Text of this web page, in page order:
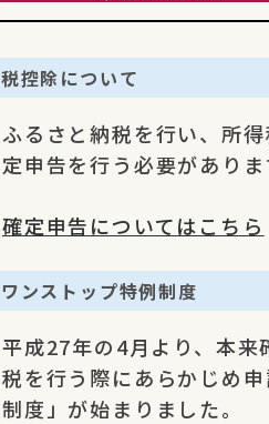
税控除について
ふるさと納税を行い、所
定申告を行う必要がありま
確定申告についてはこちら
ワンストップ特例制度
平成27年の4月より、本来
税を行う際にあらかじめ
制度」が始まりました。